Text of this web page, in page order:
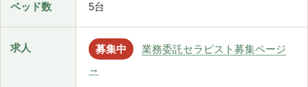
ベッド数 5台
求人 募集中
業務委託セラピスト募集ページ
→